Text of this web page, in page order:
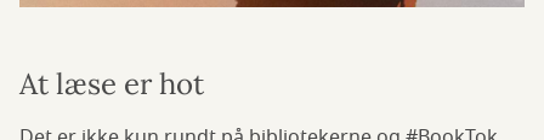
At læse er hot